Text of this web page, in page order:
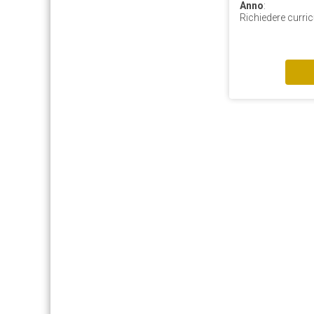
Anno:
Richiedere